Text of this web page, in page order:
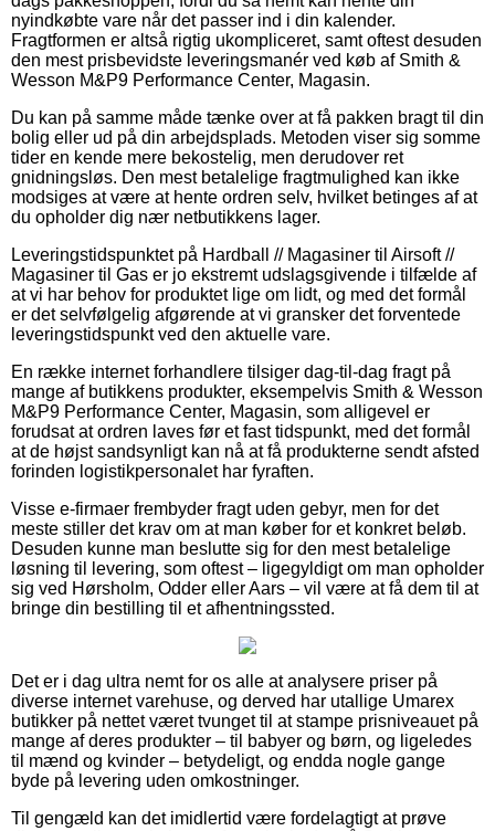
nyindkøbte vare når det passer ind i din kalender.
Fragtformen er altså rigtig ukompliceret, samt oftest desuden
den mest prisbevidste leveringsmanér ved køb af Smith &
Wesson M&P9 Performance Center, Magasin.
Du kan på samme måde tænke over at få pakken bragt til din
bolig eller ud på din arbejdsplads. Metoden viser sig somme
tider en kende mere bekostelig, men derudover ret
gnidningsløs. Den mest betalelige fragtmulighed kan ikke
modsiges at være at hente ordren selv, hvilket betinges af at
du opholder dig nær netbutikkens lager.
Leveringstidspunktet på Hardball // Magasiner til Airsoft //
Magasiner til Gas er jo ekstremt udslagsgivende i tilfælde af
at vi har behov for produktet lige om lidt, og med det formål
er det selvfølgelig afgørende at vi gransker det forventede
leveringstidspunkt ved den aktuelle vare.
En række internet forhandlere tilsiger dag-til-dag fragt på
mange af butikkens produkter, eksempelvis Smith & Wesson
M&P9 Performance Center, Magasin, som alligevel er
forudsat at ordren laves før et fast tidspunkt, med det formål
at de højst sandsynligt kan nå at få produkterne sendt afsted
forinden logistikpersonalet har fyraften.
Visse e-firmaer frembyder fragt uden gebyr, men for det
meste stiller det krav om at man køber for et konkret beløb.
Desuden kunne man beslutte sig for den mest betalelige
løsning til levering, som oftest – ligegyldigt om man opholder
sig ved Hørsholm, Odder eller Aars – vil være at få dem til at
bringe din bestilling til et afhentningssted.
Det er i dag ultra nemt for os alle at analysere priser på
diverse internet varehuse, og derved har utallige Umarex
butikker på nettet været tvunget til at stampe prisniveauet på
mange af deres produkter – til babyer og børn, og ligeledes
til mænd og kvinder – betydeligt, og endda nogle gange
byde på levering uden omkostninger.
Til gengæld kan det imidlertid være fordelagtigt at prøve